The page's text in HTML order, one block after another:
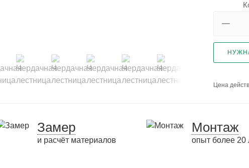
Цена
Замер
и расчёт материалов
Монтаж
опыт более 20